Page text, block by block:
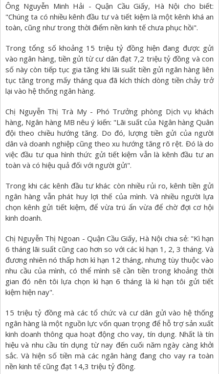
Ông Nguyễn Minh Hải - Quận Cầu Giấy, Hà Nội cho biết:
"Chúng ta có nhiều kênh đầu tư và tiết kiệm là một kênh khá an
toàn, cũng như trong thời điểm nền kinh tế chưa phục hồi".
Trong tổng số khoảng 15 triệu tỷ đồng hiện đang được gửi
vào ngân hàng, tiền gửi từ cư dân đạt 7,2 triệu tỷ đồng và con
số này còn tiếp tục gia tăng khi lãi suất tiền gửi ngân hàng liên
tục tăng trong mấy tháng qua đã kích thích dòng tiền chảy trở
lại vào hệ thống ngân hàng.
Chị Nguyễn Thị Trà My - Phó Trưởng phòng Dịch vụ khách
hàng, Ngân hàng MB nêu ý kiến: "Lãi suất của Ngân hàng Quân
đội theo chiều hướng tăng. Do đó, lượng tiền gửi của người
dân và doanh nghiệp cũng theo xu hướng tăng rõ rệt. Đó là do
việc đầu tư qua hình thức gửi tiết kiệm vẫn là kênh đầu tư an
toàn và có hiệu quả đối với người gửi".
Trong khi các kênh đầu tư khác còn nhiều rủi ro, kênh tiền gửi
ngân hàng vẫn phát huy lợi thế của mình. Và nhiều người lựa
chọn kênh gửi tiết kiệm, để vừa trú ẩn vừa để chờ đợi cơ hội
kinh doanh.
Chị Nguyễn Thị Ngoan - Quận Cầu Giấy, Hà Nội chia sẻ: "Kì hạn
6 tháng lãi suất cũng cao hơn so với các kì hạn 1, 2, 3 tháng. Và
đương nhiên nó thấp hơn kì hạn 12 tháng, nhưng tùy thuộc vào
nhu cầu của mình, có thể mình sẽ cần tiền trong khoảng thời
gian đó nên tôi lựa chọn kì hạn 6 tháng là kì hạn tôi gửi tiết
kiệm hiện nay".
15 triệu tỷ đồng mà các tổ chức và cư dân gửi vào hệ thống
ngân hàng là một nguồn lực vốn quan trọng để hỗ trợ sản xuất
kinh doanh thông qua hoạt động cho vay, tín dụng. Nhất là tín
hiệu và nhu cầu tín dụng từ nay đến cuối năm ngày càng khởi
sắc. Và hiện số tiền mà các ngân hàng đang cho vay ra toàn
nền kinh tế cũng đạt 14,3 triệu tỷ đồng.